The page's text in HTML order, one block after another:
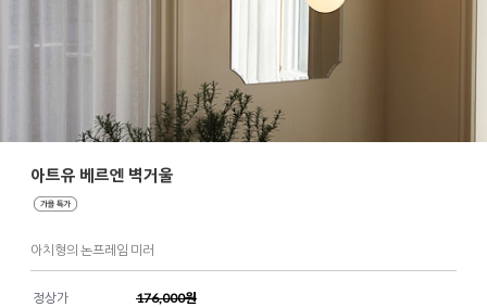
아트유 베르엔 벽거울
아치형의 논프레임 미러
정상가 176,000원